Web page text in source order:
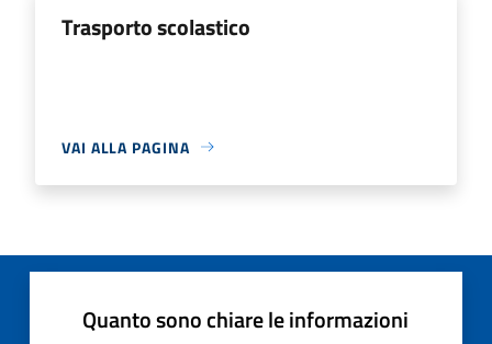
Trasporto scolastico
VAI ALLA PAGINA
Quanto sono chiare le informazioni